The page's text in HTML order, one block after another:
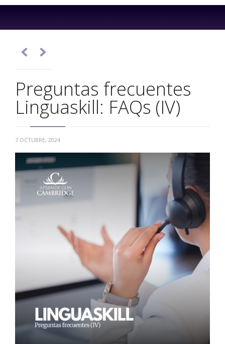
content
Preguntas frecuentes
Linguaskill: FAQs (IV)
 
7 OCTUBRE, 2024